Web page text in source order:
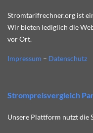
Stromtarifrechner.org ist
Wir bieten lediglich die
vor Ort.
Impressum – Datenschutz
Strompreisvergleich
Unsere Plattform nutzt die